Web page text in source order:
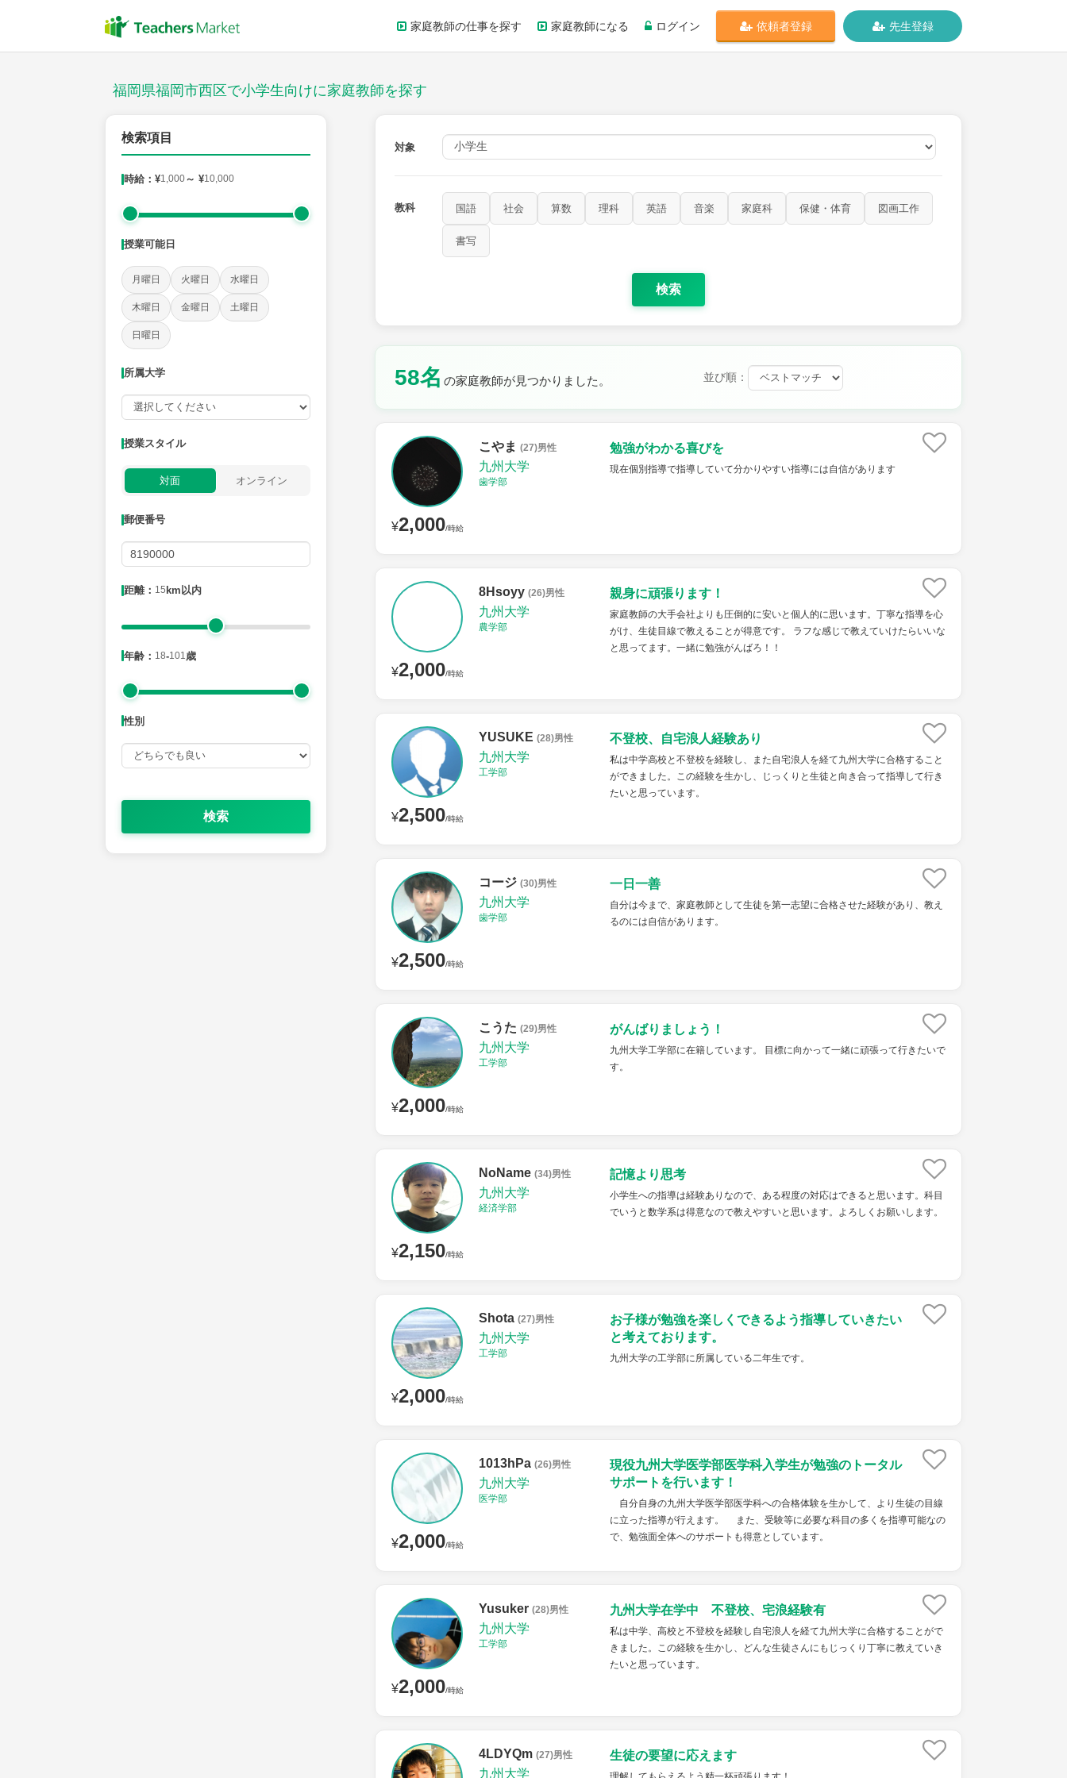
家庭教師の仕事を探す 家庭教師になる ログイン 依頼者登録 先生登録
福岡県福岡市西区で小学生向けに家庭教師を探す
検索項目
時給：¥1,000～ ¥10,000
授業可能日
月曜日 火曜日 水曜日
木曜日 金曜日 土曜日
日曜日
所属大学
授業スタイル
対面 オンライン
郵便番号
距離： 15 km以内
年齢： 18-101 歳
性別
検索
対象
教科 国語 社会 算数 理科 英語 音楽 家庭科 保健・体育 図画工作
書写
検索
58名 の家庭教師が見つかりました。 並び順：
¥2,000/時給
こやま (27)男性
九州大学
歯学部
勉強がわかる喜びを
現在個別指導で指導していて分かりやすい指導には自信があります
¥2,000/時給
8Hsoyy (26)男性
九州大学
農学部
親身に頑張ります！
家庭教師の大手会社よりも圧倒的に安いと個人的に思います。丁寧な指導を心
がけ、生徒目線で教えることが得意です。 ラフな感じで教えていけたらいいな
と思ってます。一緒に勉強がんばろ！！
¥2,500/時給
YUSUKE (28)男性
九州大学
工学部
不登校、自宅浪人経験あり
私は中学高校と不登校を経験し、また自宅浪人を経て九州大学に合格すること
ができました。この経験を生かし、じっくりと生徒と向き合って指導して行き
たいと思っています。
¥2,500/時給
コージ (30)男性
九州大学
歯学部
一日一善
自分は今まで、家庭教師として生徒を第一志望に合格させた経験があり、教え
るのには自信があります。
¥2,000/時給
こうた (29)男性
九州大学
工学部
がんばりましょう！
九州大学工学部に在籍しています。 目標に向かって一緒に頑張って行きたいで
す。
¥2,150/時給
NoName (34)男性
九州大学
経済学部
記憶より思考
小学生への指導は経験ありなので、ある程度の対応はできると思います。科目
でいうと数学系は得意なので教えやすいと思います。よろしくお願いします。
¥2,000/時給
Shota (27)男性
九州大学
工学部
お子様が勉強を楽しくできるよう指導していきたい
と考えております。
九州大学の工学部に所属している二年生です。
¥2,000/時給
1013hPa (26)男性
九州大学
医学部
現役九州大学医学部医学科入学生が勉強のトータル
サポートを行います！
自分自身の九州大学医学部医学科への合格体験を生かして、より生徒の目線
に立った指導が行えます。 また、受験等に必要な科目の多くを指導可能なの
で、勉強面全体へのサポートも得意としています。
¥2,000/時給
Yusuker (28)男性
九州大学
工学部
九州大学在学中 不登校、宅浪経験有
私は中学、高校と不登校を経験し自宅浪人を経て九州大学に合格することがで
きました。この経験を生かし、どんな生徒さんにもじっくり丁寧に教えていき
たいと思っています。
4LDYQm (27)男性
九州大学
生徒の要望に応えます
授業スタイル
社会 算数 理科
時給：¥1,000 ～ ¥10,000
授業可能日
月曜日 火曜日 日曜日
距離：15km以内
年齢：18-101歳